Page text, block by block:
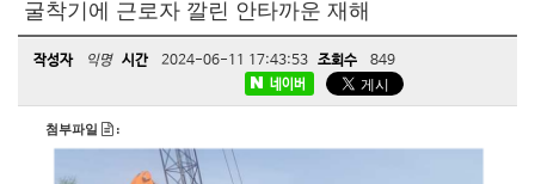
굴착기에 근로자 깔린 안타까운 재해
작성자 익명 시간 2024-06-11 17:43:53 조회수 849
네이버
첨부파일 :